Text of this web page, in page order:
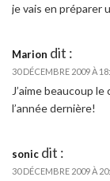
je vais en préparer
Marion dit :
30 DÉCEMBRE 2009 À
J’aime beaucoup
l’année dernière!
sonic dit :
30 DÉCEMBRE 2009 À